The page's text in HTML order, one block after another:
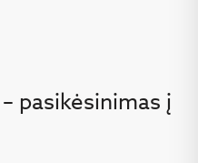
pasikėsinimas į